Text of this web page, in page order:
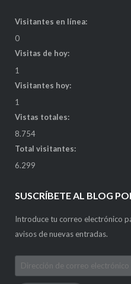
Visitantes en línea:
0
Visitas de hoy:
1
Visitantes hoy:
1
Vistas totales:
8.754
Total visitantes:
6.299
SUSCRÍBETE AL BLOG
Introduce tu correo electrónico
avisos de nuevas entradas.
Dirección
de